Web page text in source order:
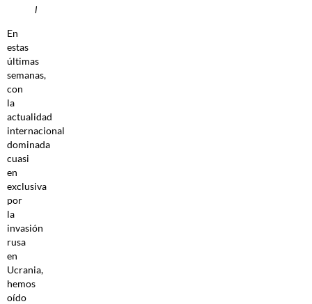
l
En
estas
últimas
semanas,
con
la
actualidad
internacional
dominada
cuasi
en
exclusiva
por
la
invasión
rusa
en
Ucrania,
hemos
oído